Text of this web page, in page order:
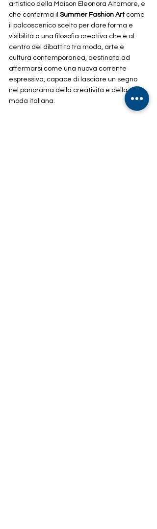
artistico della Maison Eleonora Altamore, e
che conferma il Summer Fashion Art come
il palcoscenico scelto per dare forma e
visibilità a una filosofia creativa che è al
centro del dibattito tra moda, arte e
cultura contemporanea, destinata ad
affermarsi come una nuova corrente
espressiva, capace di lasciare un segno
nel panorama della creatività e della
moda italiana.